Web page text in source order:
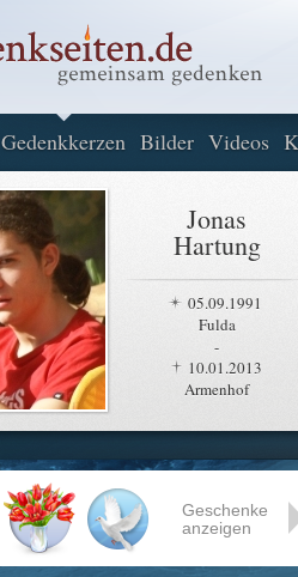
Gedenkkerzen Bilder Videos
Jonas
Hartung
05.09.1991
Fulda
-
10.01.2013
Armenhof
Geschenke
anzeigen